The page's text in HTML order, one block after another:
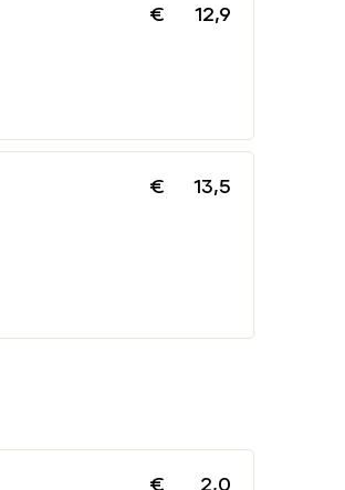
€ 12,9
€ 13,5
€ 2,0